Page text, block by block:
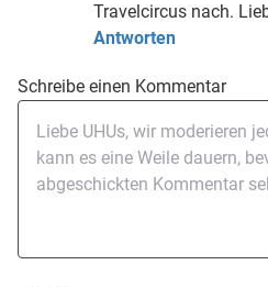
Travelcircus nach.
Antworten
Schreibe einen Kommentar